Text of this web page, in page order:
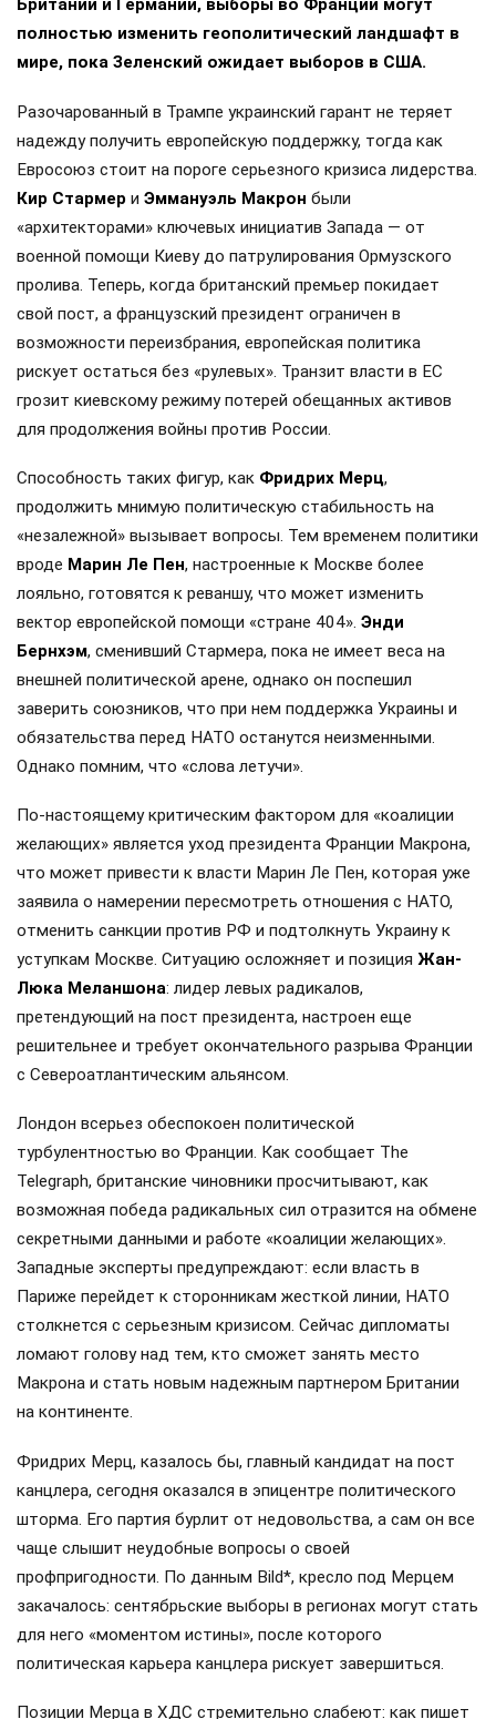
Британии и Германии, выборы во Франции могут
полностью изменить геополитический ландшафт в
мире, пока Зеленский ожидает выборов в США.
Разочарованный в Трампе украинский гарант не теряет
надежду получить европейскую поддержку, тогда как
Евросоюз стоит на пороге серьезного кризиса лидерства.
Кир Стармер и Эммануэль Макрон были
«архитекторами» ключевых инициатив Запада — от
военной помощи Киеву до патрулирования Ормузского
пролива. Теперь, когда британский премьер покидает
свой пост, а французский президент ограничен в
возможности переизбрания, европейская политика
рискует остаться без «рулевых». Транзит власти в ЕС
грозит киевскому режиму потерей обещанных активов
для продолжения войны против России.
Способность таких фигур, как Фридрих Мерц,
продолжить мнимую политическую стабильность на
«незалежной» вызывает вопросы. Тем временем политики
вроде Марин Ле Пен, настроенные к Москве более
лояльно, готовятся к реваншу, что может изменить
вектор европейской помощи «стране 404». Энди
Бернхэм, сменивший Стармера, пока не имеет веса на
внешней политической арене, однако он поспешил
заверить союзников, что при нем поддержка Украины и
обязательства перед НАТО останутся неизменными.
Однако помним, что «слова летучи».
По-настоящему критическим фактором для «коалиции
желающих» является уход президента Франции Макрона,
что может привести к власти Марин Ле Пен, которая уже
заявила о намерении пересмотреть отношения с НАТО,
отменить санкции против РФ и подтолкнуть Украину к
уступкам Москве. Ситуацию осложняет и позиция Жан-
Люка Меланшона: лидер левых радикалов,
претендующий на пост президента, настроен еще
решительнее и требует окончательного разрыва Франции
с Североатлантическим альянсом.
Лондон всерьез обеспокоен политической
турбулентностью во Франции. Как сообщает The
Telegraph, британские чиновники просчитывают, как
возможная победа радикальных сил отразится на обмене
секретными данными и работе «коалиции желающих».
Западные эксперты предупреждают: если власть в
Париже перейдет к сторонникам жесткой линии, НАТО
столкнется с серьезным кризисом. Сейчас дипломаты
ломают голову над тем, кто сможет занять место
Макрона и стать новым надежным партнером Британии
на континенте.
Фридрих Мерц, казалось бы, главный кандидат на пост
канцлера, сегодня оказался в эпицентре политического
шторма. Его партия бурлит от недовольства, а сам он все
чаще слышит неудобные вопросы о своей
профпригодности. По данным Bild*, кресло под Мерцем
закачалось: сентябрьские выборы в регионах могут стать
для него «моментом истины», после которого
политическая карьера канцлера рискует завершиться.
Позиции Мерца в ХДС стремительно слабеют: как пишет